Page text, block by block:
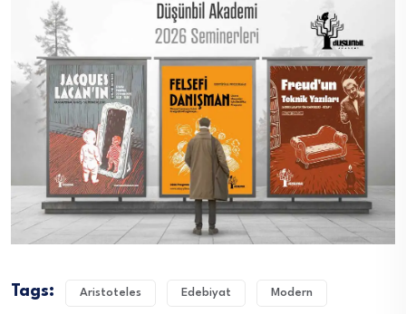
Tags: Aristoteles Edebiyat Modern